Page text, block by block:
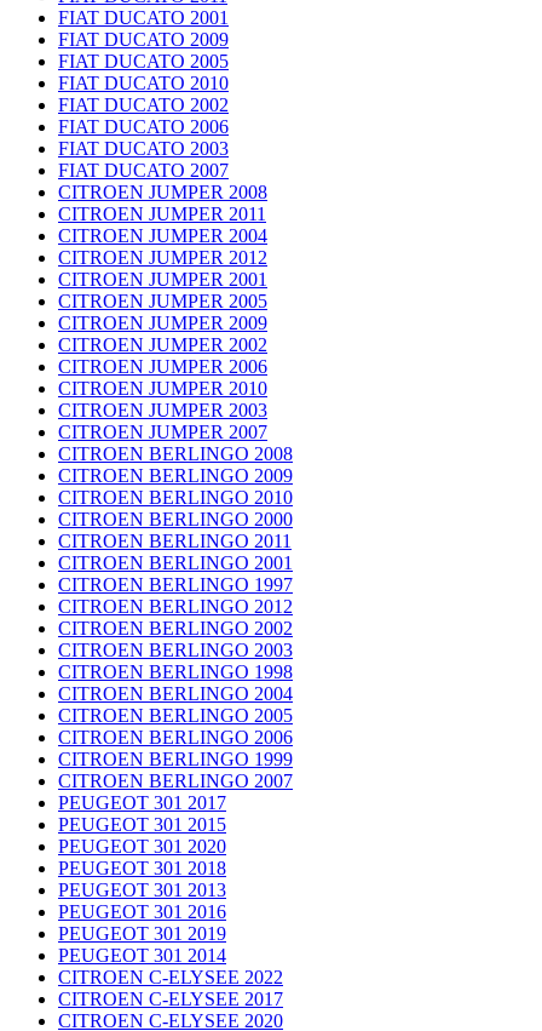
FIAT DUCATO 2001
FIAT DUCATO 2009
FIAT DUCATO 2005
FIAT DUCATO 2010
FIAT DUCATO 2002
FIAT DUCATO 2006
FIAT DUCATO 2003
FIAT DUCATO 2007
CITROEN JUMPER 2008
CITROEN JUMPER 2011
CITROEN JUMPER 2004
CITROEN JUMPER 2012
CITROEN JUMPER 2001
CITROEN JUMPER 2005
CITROEN JUMPER 2009
CITROEN JUMPER 2002
CITROEN JUMPER 2006
CITROEN JUMPER 2010
CITROEN JUMPER 2003
CITROEN JUMPER 2007
CITROEN BERLINGO 2008
CITROEN BERLINGO 2009
CITROEN BERLINGO 2010
CITROEN BERLINGO 2000
CITROEN BERLINGO 2011
CITROEN BERLINGO 2001
CITROEN BERLINGO 1997
CITROEN BERLINGO 2012
CITROEN BERLINGO 2002
CITROEN BERLINGO 2003
CITROEN BERLINGO 1998
CITROEN BERLINGO 2004
CITROEN BERLINGO 2005
CITROEN BERLINGO 2006
CITROEN BERLINGO 1999
CITROEN BERLINGO 2007
PEUGEOT 301 2017
PEUGEOT 301 2015
PEUGEOT 301 2020
PEUGEOT 301 2018
PEUGEOT 301 2013
PEUGEOT 301 2016
PEUGEOT 301 2019
PEUGEOT 301 2014
CITROEN C-ELYSEE 2022
CITROEN C-ELYSEE 2017
CITROEN C-ELYSEE 2020